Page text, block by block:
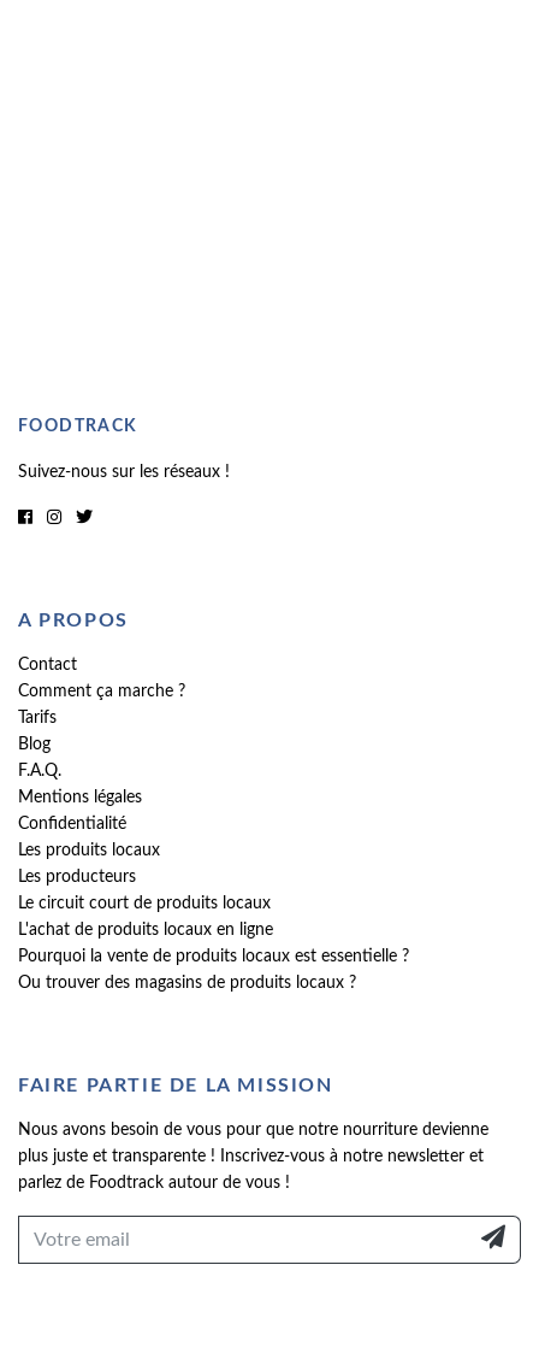
FOODTRACK
Suivez-nous sur les réseaux !
A PROPOS
Contact
Comment ça marche ?
Tarifs
Blog
F.A.Q.
Mentions légales
Confidentialité
Les produits locaux
Les producteurs
Le circuit court de produits locaux
L'achat de produits locaux en ligne
Pourquoi la vente de produits locaux est essentielle ?
Ou trouver des magasins de produits locaux ?
FAIRE PARTIE DE LA MISSION
Nous avons besoin de vous pour que notre nourriture devienne
plus juste et transparente ! Inscrivez-vous à notre newsletter et
parlez de Foodtrack autour de vous !